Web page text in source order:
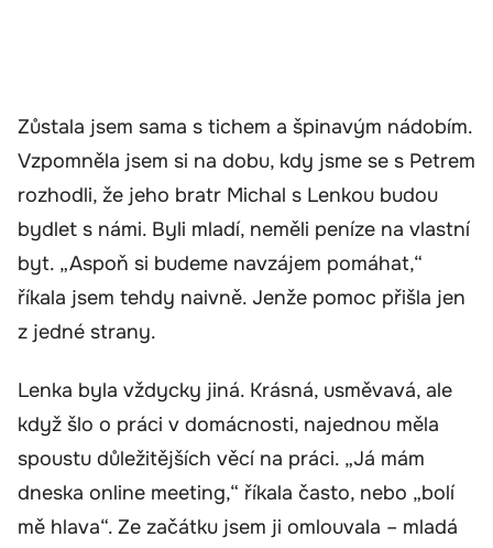
Zůstala jsem sama s tichem a špinavým nádobím.
Vzpomněla jsem si na dobu, kdy jsme se s Petrem
rozhodli, že jeho bratr Michal s Lenkou budou
bydlet s námi. Byli mladí, neměli peníze na vlastní
byt. „Aspoň si budeme navzájem pomáhat,“
říkala jsem tehdy naivně. Jenže pomoc přišla jen
z jedné strany.
Lenka byla vždycky jiná. Krásná, usměvavá, ale
když šlo o práci v domácnosti, najednou měla
spoustu důležitějších věcí na práci. „Já mám
dneska online meeting,“ říkala často, nebo „bolí
mě hlava“. Ze začátku jsem ji omlouvala – mladá